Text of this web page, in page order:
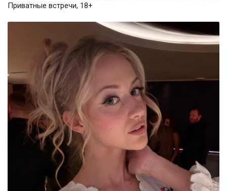
Приватные встречи, 18+